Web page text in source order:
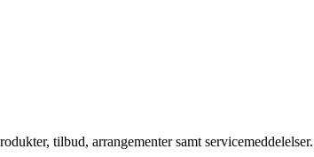
tilbud, arrangementer samt servicemeddelelser.